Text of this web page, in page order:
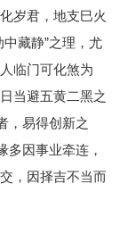
岁君，地支巳火
藏静”之理，尤
临门可化煞为
当避五黄二黑之
，易得创新之
多因事业牵连，
，因择吉不当而